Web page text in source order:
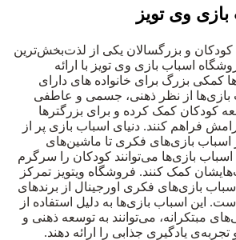
وی تویز
کودکان و بزرگسالان یکی از لذت‌بخش‌ترین
اسباب بازی وی تویز با ارائه
کمکی بزرگ برای خانواده های دارای
از نظر ذهنی، جسمی و عاطفی
کودکان کمک کرده و برای بزرگترها
فراهم کنند. دنیای اسباب بازی پر از
اسباب بازی‌های فکری تا ماشین‌های
اسباب بازی‌ها می‌توانند کودکان را سرگرم
کمک کنند. فروشگاه ویتویز تمرکز
بازی‌های فکری اورجینال از برندهای
این اسباب بازی‌ها به دلیل استفاده از
مبتکرانه، می‌توانند به توسعه ذهنی و
یادگیری جذابی را ارائه دهند.